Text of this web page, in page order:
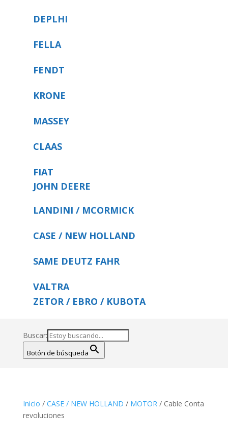
DEPLHI
FELLA
FENDT
KRONE
MASSEY
CLAAS
FIAT
JOHN DEERE
LANDINI / MCORMICK
CASE / NEW HOLLAND
SAME DEUTZ FAHR
VALTRA
ZETOR / EBRO / KUBOTA
Buscar:
Botón de búsqueda
Inicio / CASE / NEW HOLLAND / MOTOR/ Cable Conta
revoluciones